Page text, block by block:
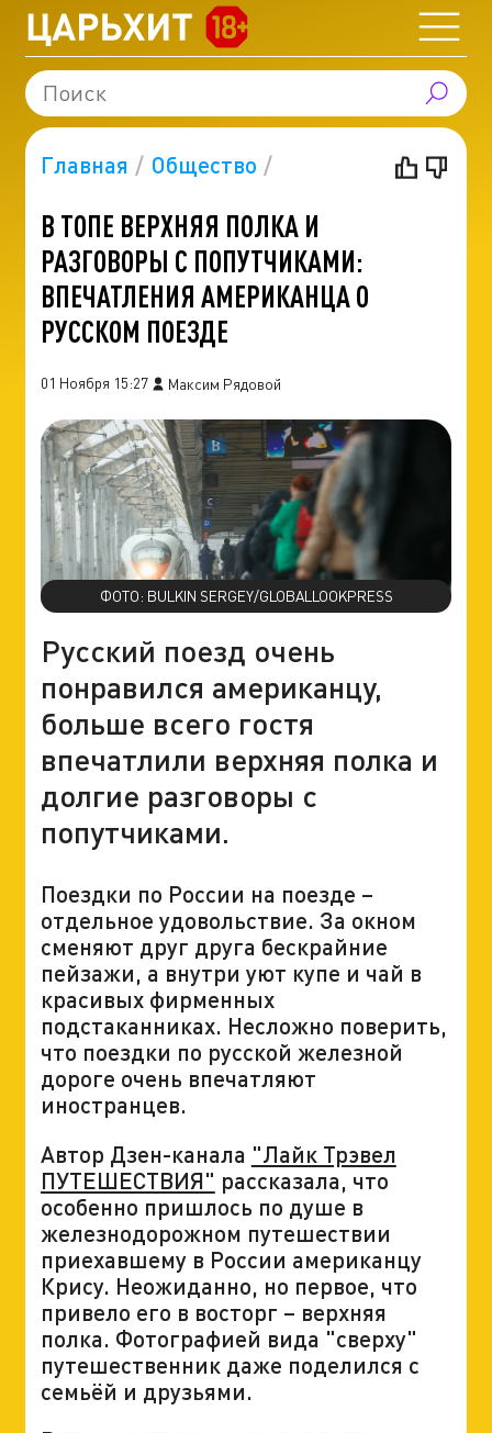
Главная Общество
В ТОПЕ ВЕРХНЯЯ ПОЛКА И
РАЗГОВОРЫ С ПОПУТЧИКАМИ:
ВПЕЧАТЛЕНИЯ АМЕРИКАНЦА О
РУССКОМ ПОЕЗДЕ
01 Ноября 15:27 Максим Рядовой
ФОТО: BULKIN SERGEY/GLOBALLOOKPRESS
Русский поезд очень
понравился американцу,
больше всего гостя
впечатлили верхняя полка и
долгие разговоры с
попутчиками.
Поездки по России на поезде –
отдельное удовольствие. За окном
сменяют друг друга бескрайние
пейзажи, а внутри уют купе и чай в
красивых фирменных
подстаканниках. Несложно поверить,
что поездки по русской железной
дороге очень впечатляют
иностранцев.
Автор Дзен-канала "Лайк Трэвел
ПУТЕШЕСТВИЯ" рассказала, что
особенно пришлось по душе в
железнодорожном путешествии
приехавшему в России американцу
Крису. Неожиданно, но первое, что
привело его в восторг – верхняя
полка. Фотографией вида "сверху"
путешественник даже поделился с
семьёй и друзьями.